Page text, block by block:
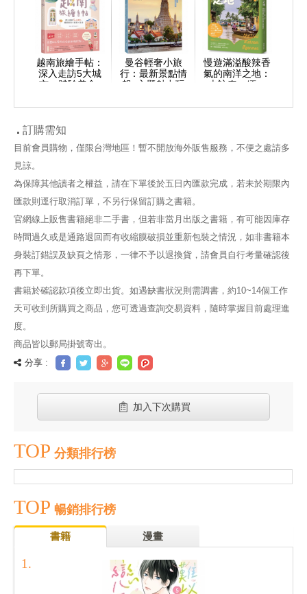
越南旅繪手帖：
深入走訪5大城
市，體驗美食x
曼谷輕奢小旅
行：最新景點情
報+主題魅力玩
線遊玩攻略，愜
慢遊滿溢酸辣香
氣的南洋之地：
走訪泰、緬、
年的多樣在地風
訂購需知
目前會員購物，僅限台灣地區！暫不開放海外販售服務，不便之處請多
見諒。
為保障其他讀者之權益，請在下單後於五日內匯款完成，若未於期限內
匯款則逕行取消訂單，不另行保留訂購之書籍。
官網線上販售書籍絕非二手書，但若非當月出版之書籍，有可能因庫存
時間過久或是通路退回而有收縮膜破損並重新包裝之情況，如非書籍本
身裝訂錯誤及缺頁之情形，一律不予以退換貨，請會員自行考量確認後
再下單。
書籍於確認款項後立即出貨。如遇缺書狀況則需調書，約10~14個工作
天可收到所購買之商品，您可透過查詢交易資料，隨時掌握目前處理進
度。
商品皆以郵局掛號寄出。
分享 :
加入下次購買
TOP 分類排行榜
TOP 暢銷排行榜
書籍 漫畫